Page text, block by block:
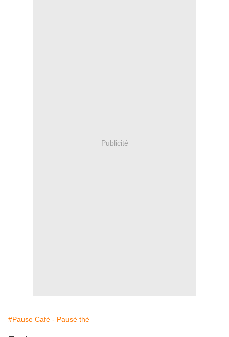
Publicité
#Pause Café - Pausé thé